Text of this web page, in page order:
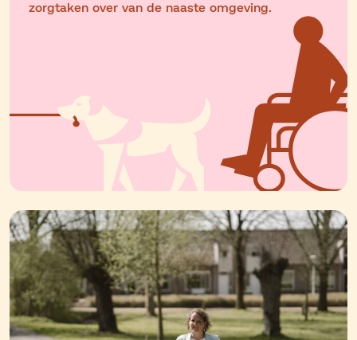
zorgtaken over van de naaste omgeving.